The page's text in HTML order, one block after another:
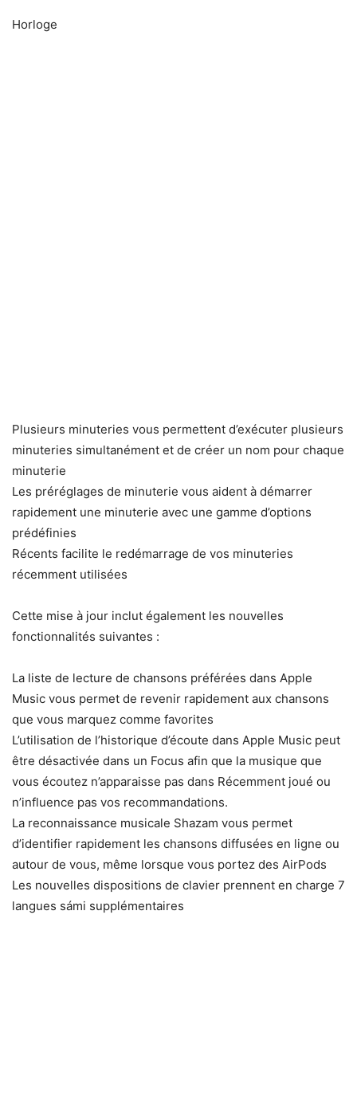
Horloge
Plusieurs minuteries vous permettent d’exécuter plusieurs
minuteries simultanément et de créer un nom pour chaque
minuterie
Les préréglages de minuterie vous aident à démarrer
rapidement une minuterie avec une gamme d’options
prédéfinies
Récents facilite le redémarrage de vos minuteries
récemment utilisées
Cette mise à jour inclut également les nouvelles
fonctionnalités suivantes :
La liste de lecture de chansons préférées dans Apple
Music vous permet de revenir rapidement aux chansons
que vous marquez comme favorites
L’utilisation de l’historique d’écoute dans Apple Music peut
être désactivée dans un Focus afin que la musique que
vous écoutez n’apparaisse pas dans Récemment joué ou
n’influence pas vos recommandations.
La reconnaissance musicale Shazam vous permet
d’identifier rapidement les chansons diffusées en ligne ou
autour de vous, même lorsque vous portez des AirPods
Les nouvelles dispositions de clavier prennent en charge 7
langues sámi supplémentaires